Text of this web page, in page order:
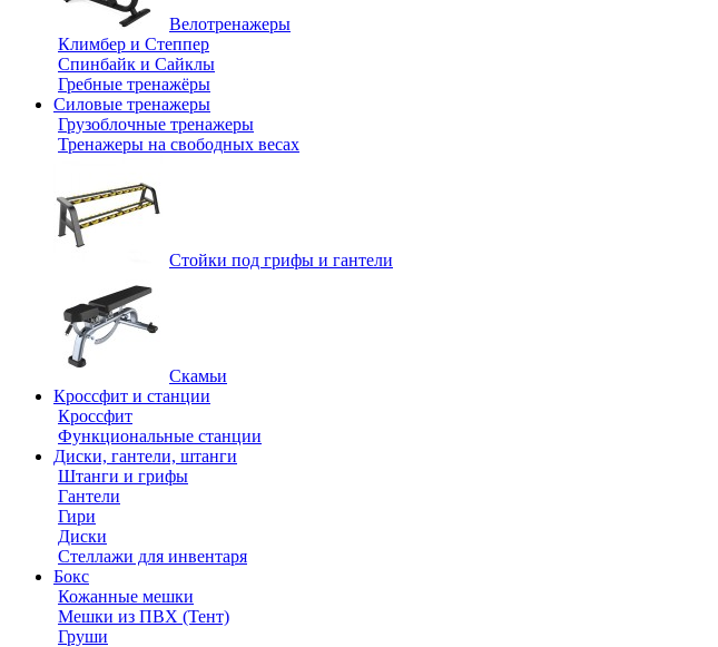
Велотренажеры
Климбер и Степпер
Спинбайк и Сайклы
Гребные тренажёры
Силовые тренажеры
Грузоблочные тренажеры
Тренажеры на свободных весах
Стойки под грифы и гантели
Скамьи
Кроссфит и станции
Кроссфит
Функциональные станции
Диски, гантели, штанги
Штанги и грифы
Гантели
Гири
Диски
Стеллажи для инвентаря
Бокс
Кожанные мешки
Мешки из ПВХ (Тент)
Груши